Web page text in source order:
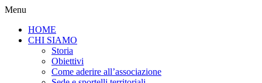
Menu
HOME
CHI SIAMO
Storia
Obiettivi
Come aderire all’associazione